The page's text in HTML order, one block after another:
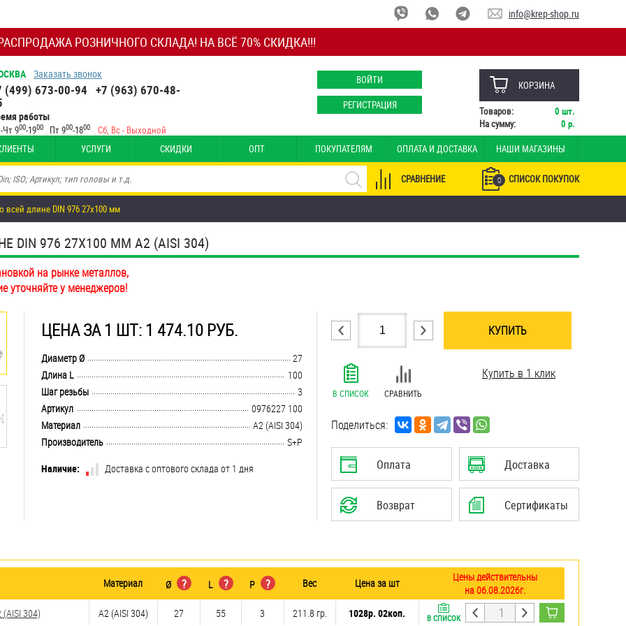
РОЗНИЧНОГО СКЛАДА! НА ВСЁ 70% СКИДКА!!!
info@krep-shop.ru
Заказать звонок
(499) 673-00-94 +7 (963) 670-48-
работы
Чт 900-1900 Пт 900-1800 Сб, Вс - Выходной
ВОЙТИ
РЕГИСТРАЦИЯ
КОРЗИНА
Товаров: 0 шт.
На сумму:
0 р.
УСЛУГИ СКИДКИ ОПТ ПОКУПАТЕЛЯМ ОПЛАТА И ДОСТАВКА НАШИ МАГАЗИНЫ
0 СПИСОК ПОКУПОК
СРАВНЕНИЕ
длине DIN 976 27х100 мм
976 27Х100 ММ А2 (AISI 304)
на рынке металлов,
уточняйте у менеджеров!
ЦЕНА ЗА 1 ШТ: 1 474.10 РУБ.
........................................................................................................................................................................................................
Диаметр Ø
27
........................................................................................................................................................................................................
Длина L
100
........................................................................................................................................................................................................
Шаг резьбы
3
........................................................................................................................................................................................................
Артикул
0976227 100
........................................................................................................................................................................................................
Материал
А2 (AISI 304)
........................................................................................................................................................................................................
Производитель
S+P
Наличие:
Доставка с оптового склада от 1 дня
КУПИТЬ
В СПИСОК СРАВНИТЬ
Купить в 1 клик
Поделиться:
Оплата Доставка
Возврат Сертификаты
Материал Ø ? L ? P ? Вес Цена за шт
Цены действительны
на 06.08.2026г.
304)
А2 (AISI 304) 27 55 3 211.8 гр. 1028р. 02коп. В СПИСОК